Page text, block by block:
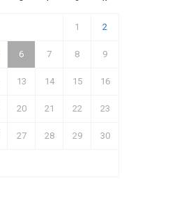
1 2
6 7 8 9
13 14 15 16
20 21 22 23
27 28 29 30